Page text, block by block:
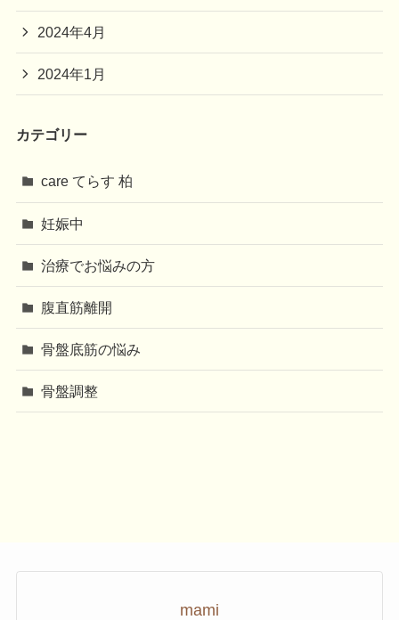
2024年4月
2024年1月
カテゴリー
care てらす 柏
妊娠中
治療でお悩みの方
腹直筋離開
骨盤底筋の悩み
骨盤調整
mami